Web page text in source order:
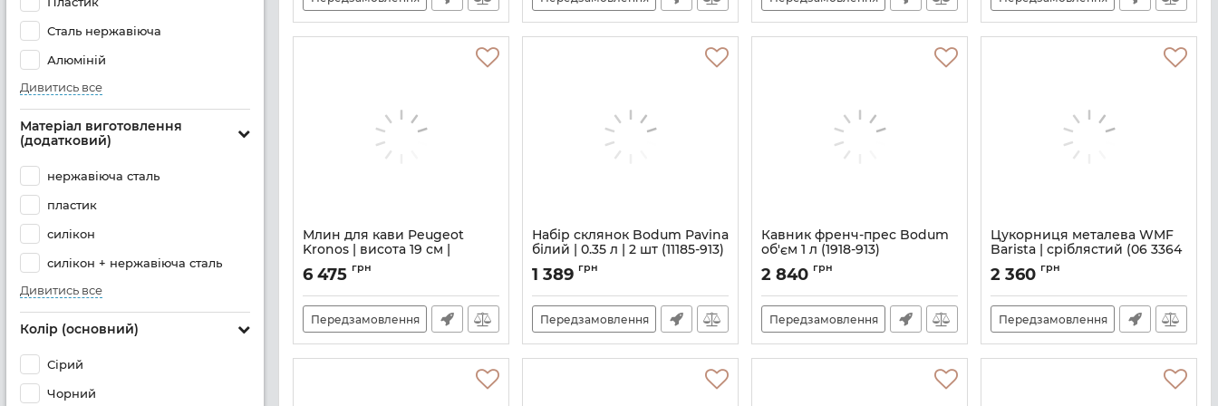
Сталь нержавіюча
Алюміній
Дивитись все
Матеріал виготовлення
(додатковий)
нержавіюча сталь
пластик
силікон
силікон + нержавіюча сталь
Дивитись все
Колір (основний)
Сірий
Чорний
Млин для кави Peugeot
Kronos | висота 19 см |
коричневий (35853)
Артикул:
6 475 грн
Передзамовлення
Набір склянок Bodum Pavina
білий | 0.35 л | 2 шт (11185-913)
Артикул:M06321168
1 389 грн
Передзамовлення
Кавник френч-прес Bodum
об'єм 1 л (1918-913)
Артикул: M06300031
2 840 грн
Передзамовлення
Цукорниця металева WMF
Barista | сріблястий (06 3364
Артикул:
2 360 грн
Передзамовлення